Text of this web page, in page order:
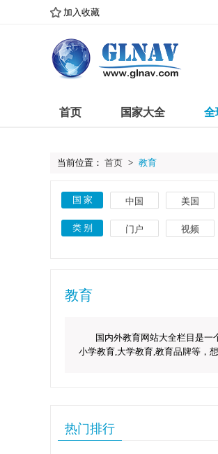
加入收藏
首页 国家大全 全
当前位置： 首页 > 教育
国 家 中国 美国
古巴 意大利
类 别 门户 视频
教育
国内外教育网站大全栏目是一
小学教育,大学教育,教育品牌等，
热门排行